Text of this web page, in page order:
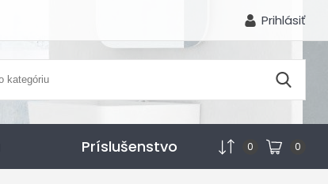
Prihlásiť
Príslušenstvo 0 0